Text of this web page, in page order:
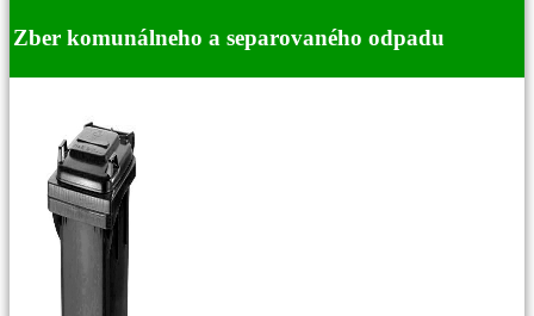
Zber komunálneho a separovaného odpadu